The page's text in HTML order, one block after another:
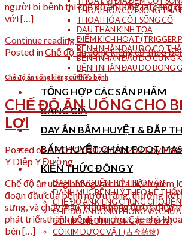
THOÁI HÓA CỘT SỐNG
THOÁI HÓA CỘT SỐNG CỔ
ĐAU THẦN KINH TỌA
ĐIỂM KÍCH HOẠT (TRIGGER
BỆNH NHÂN ĐAU DO CO
BỆNH NHÂN ĐAU DO CỨNG
BỆNH NHÂN ĐAU DO BONG
CƠ.
TỔNG HỢP CÁC SẢN PHẨM
BẢNG GIÁ
DAY ẤN BẤM HUYỆT & ĐẮP
BẤM HUYỆT CHÂN_FOOT
KIẾN THỨC ĐÔNG Y
DANH MỤC BỆNH LÝ THEO VẦN
DANH MỤC BỆNH LÝ THEO HỆ
CHẾ ĐỘ ĂN KIÊNG CHUNG CHO
CHẾ ĐỘ ĂN UỐNG PHÒNG VÀ
CỔ KIM DIỆU PHƯƠNG (古今妙方)
CỔ KIM DƯỢC VẬT (古今药物)
người bị bệnh thì chế độ ăn uống lại càng
với […]
Continue reading→
Posted inChế độ ăn uống kiêng cữ theo
Chế độ ăn uống kiêng cữ theo bệnh
CHẾ ĐỘ ĂN UỐNG CHO
LỢI
Posted on17/09/202024/01/2021by
Y Diệp Y Đường
Chế độ ăn uống phòng và chữa bệnh
đoạn đầu của bệnh nướu răng, thường
sưng, và chảy máu. Nếu không được điều
phát triển thành bệnh nha chu. Các nhà
bên […]